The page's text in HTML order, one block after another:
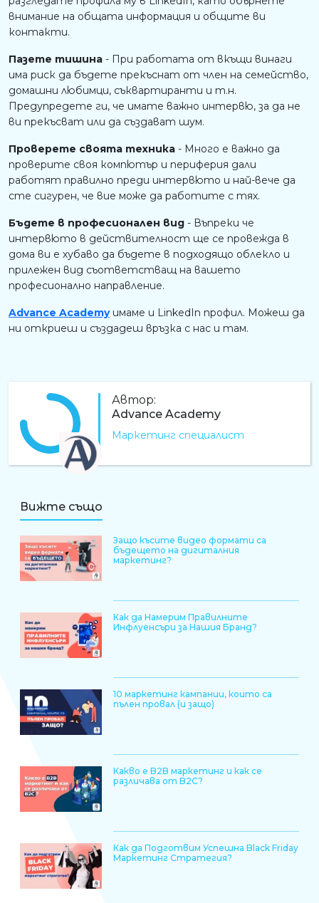
внимание на общата информация и общите ви
контакти.
Пазете тишина - При работата от вкъщи винаги
има риск да бъдете прекъснат от член на семейство,
домашни любимци, съквартиранти и т.н.
Предупредете ги, че имате важно интервю, за да не
ви прекъсват или да създават шум.
Проверете своята техника - Много е важно да
проверите своя компютър и периферия дали
работят правилно преди интервюто и най-вече да
сте сигурен, че вие може да работите с тях.
Бъдете в професионален вид - Въпреки че
интервюто в действителност ще се провежда в
дома ви е хубаво да бъдете в подходящо облекло и
прилежен вид съответстващ на вашето
професионално направление.
Advance Academyимаме и LinkedIn профил. Можеш да
ни откриеш и създадеш връзка с нас и там.
AA
Автор:
Advance Academy
Маркетинг специалист
Вижте също
Защо късите видео формати са
бъдещето на дигиталния
маркетинг?
Как да Намерим Правилните
Инфлуенсъри за Нашия Бранд?
10 маркетинг кампании, които са
пълен провал (и защо)
Какво е B2B маркетинг и как се
различава от B2C?
Как да Подготвим Успешна Black Friday
Маркетинг Стратегия?